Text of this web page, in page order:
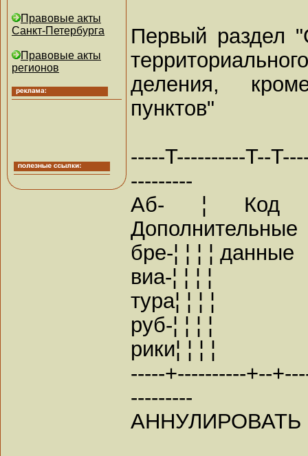
Правовые акты
Санкт-Петербурга
Правовые акты
регионов
Первый раздел
территориального
деления,
пунктов"
-----T----------T--
---------
Аб- ¦ Код
Дополнительные
бре-¦ ¦ ¦ ¦ данные
виа-¦ ¦ ¦ ¦
тура¦ ¦ ¦ ¦
руб-¦ ¦ ¦ ¦
рики¦ ¦ ¦ ¦
-----+----------+--
---------
АННУЛИРОВАТЬ